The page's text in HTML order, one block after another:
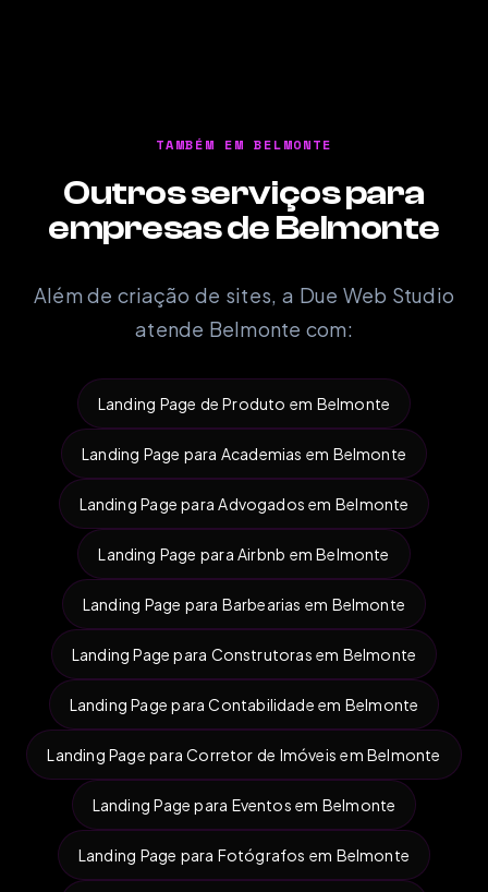
TAMBÉM EM BELMONTE
Outros serviços para
empresas de Belmonte
Além de criação de sites, a Due Web Studio
atende Belmonte com:
Landing Page de Produto em Belmonte
Landing Page para Academias em Belmonte
Landing Page para Advogados em Belmonte
Landing Page para Airbnb em Belmonte
Landing Page para Barbearias em Belmonte
Landing Page para Construtoras em Belmonte
Landing Page para Contabilidade em Belmonte
Landing Page para Corretor de Imóveis em Belmonte
Landing Page para Eventos em Belmonte
Landing Page para Fotógrafos em Belmonte